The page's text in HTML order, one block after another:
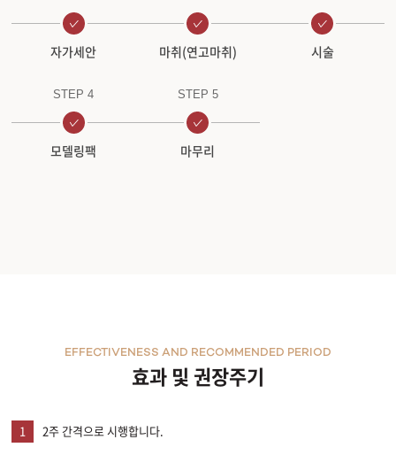
자가세안 마취(연고마취) 시술
STEP 4
모델링팩
STEP 5
마무리
효과 및 권장주기
EFFECTIVENESS AND RECOMMENDED PERIOD
1 2주 간격으로 시행합니다.